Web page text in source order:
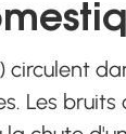
circulent
Les bruits